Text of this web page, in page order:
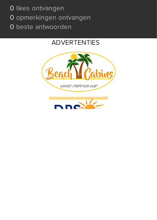
0 likes ontvangen
0 opmerkingen ontvangen
0 beste antwoorden
ADVERTENTIES